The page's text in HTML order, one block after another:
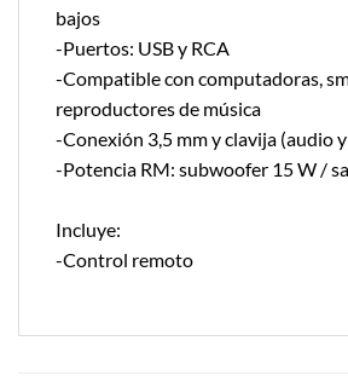
bajos
-Puertos: USB y RCA
-Compatible con computadoras,
reproductores de música
-Conexión 3,5 mm y clavija (audio
-Potencia RM: subwoofer 15 W /
Incluye:
-Control remoto